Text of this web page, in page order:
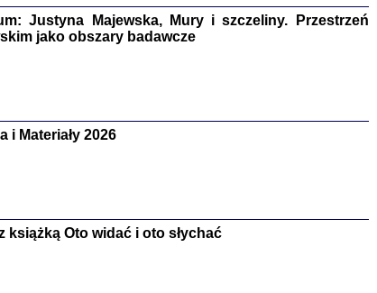
Stanisław Adler, oprac. i wstępem opatrzyłaMarta Janczewska
Warszawa 2018
Justyna Majewska, Mury i szczeliny. Przestrzeń
jako obszary badawcze
i Materiały 2026
Oto widać i oto słychać